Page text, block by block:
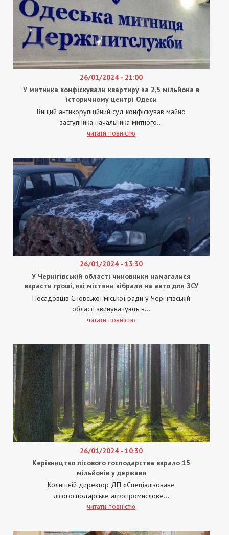
26/01/2024 - 21:00
У митника конфіскували квартиру за 2,5 мільйона в
історичному центрі Одеси
Вищий антикорупційний суд конфіскував майно
заступника начальника митного...
читати повністю
26/01/2024 - 13:30
У Чернігівській області чиновники намагалися
вкрасти гроші, які містяни зібрали на авто для ЗСУ
Посадовців Сновської міської ради у Чернігівській
області звинувачують в...
читати повністю
26/01/2024 - 10:30
Керівництво лісового господарства вкрало 15
мільйонів у держави
Колишній директор ДП «Спеціалізоване
лісогосподарське агропромислове...
читати повністю